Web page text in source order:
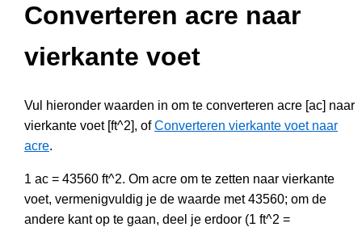
Converteren acre naar
vierkante voet
Vul hieronder waarden in om te converteren acre [ac] naar
vierkante voet [ft^2], ofConverteren vierkante voet naar
acre.
1 ac = 43560 ft^2. Om acre om te zetten naar vierkante
voet, vermenigvuldig je de waarde met 43560; om de
andere kant op te gaan, deel je erdoor (1 ft^2 =